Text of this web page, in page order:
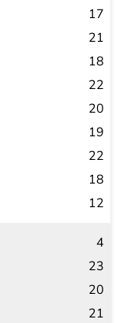
17
21
18
22
20
19
22
18
12
4
23
20
21